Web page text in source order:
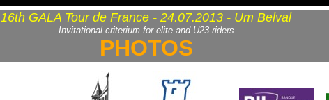
16th GALA Tour de France - 24.07.2013 - Um Belval
Invitational criterium for elite and U23 riders
PHOTOS